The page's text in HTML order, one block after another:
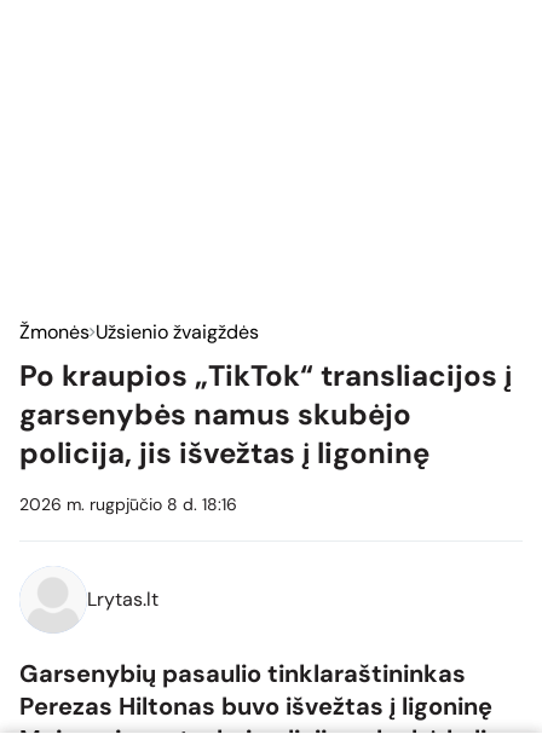
Žmonės Užsienio žvaigždės
Po kraupios „TikTok“ transliacijos į
garsenybės namus skubėjo
policija, jis išvežtas į ligoninę
2026 m. rugpjūčio 8 d. 18:16
Lrytas.lt
Garsenybių pasaulio tinklaraštininkas
Perezas Hiltonas buvo išvežtas į ligoninę